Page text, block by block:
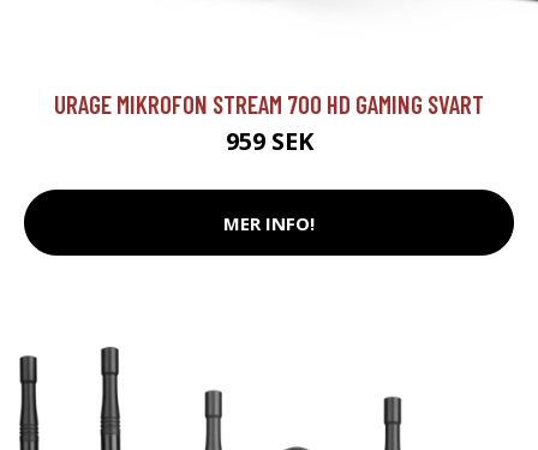
URAGE MIKROFON STREAM 700 HD GAMING SVART
959 SEK
MER INFO!